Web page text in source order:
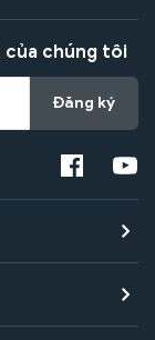
chúng tôi
Đăng ký